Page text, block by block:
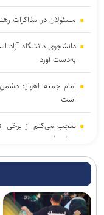
مسئولان در مذاکرات
به‌دست آورد
امام جمعه اهواز:
است
تعجب می‌کنم از برخی
بسازید!
جاده چالوس یکطرفه شد
آمریکا در منطقه با
صرفه‌جویی در مصرف